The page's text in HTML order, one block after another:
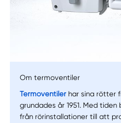
Välj
Om termoventiler
Termoventiler har sina rötter
grundades år 1951. Med
från rörinstallationer till att